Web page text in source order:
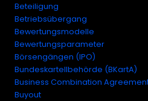
Beteiligung
Betriebsübergang
Bewertungsmodelle
Bewertungsparameter
Börsengängen (IPO)
Bundeskartellbehörde (BKartA)
Business Combination
Buyout